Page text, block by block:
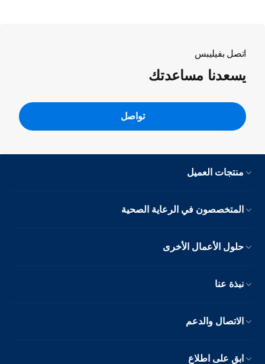
اتصل بفيليبس
يسعدنا مساعدتك
تواصل
منتجات العميل
المتخصصون في الرعاية الصحية
حلول الأعمال الأخرى
نبذة عنا
الاتصال والدعم
ابق على اطلاع